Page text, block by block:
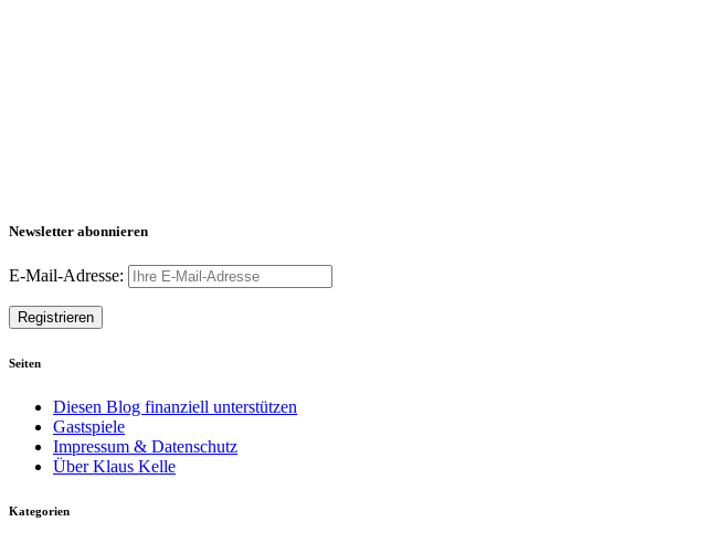
Newsletter abonnieren
E-Mail-Adresse:
Seiten
Diesen Blog finanziell unterstützen
Gastspiele
Impressum & Datenschutz
Über Klaus Kelle
Kategorien